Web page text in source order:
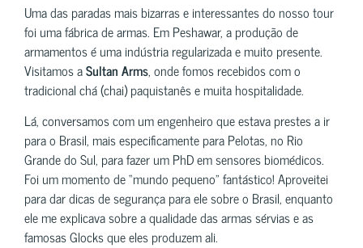
Uma das paradas mais bizarras e interessantes do nosso tour
foi uma fábrica de armas. Em Peshawar, a produção de
armamentos é uma indústria regularizada e muito presente.
Visitamos aSultan Arms, onde fomos recebidos com o
tradicional chá (chai) paquistanês e muita hospitalidade.
Lá, conversamos com um engenheiro que estava prestes a ir
para o Brasil, mais especificamente para Pelotas, no Rio
Grande do Sul, para fazer um PhD em sensores biomédicos.
Foi um momento de “mundo pequeno” fantástico! Aproveitei
para dar dicas de segurança para ele sobre o Brasil, enquanto
ele me explicava sobre a qualidade das armas sérvias e as
famosas Glocks que eles produzem ali.